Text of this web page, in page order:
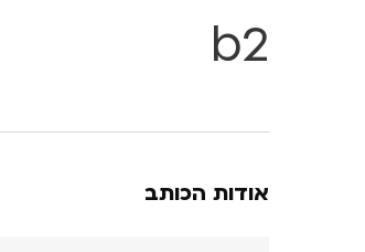
b2
אודות הכותב